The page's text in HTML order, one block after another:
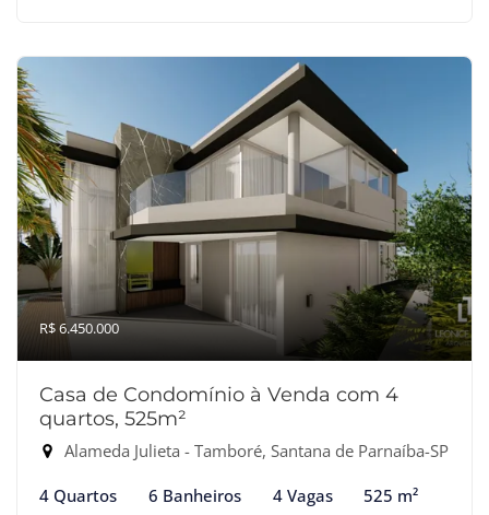
R$ 6.450.000
Casa de Condomínio à Venda com 4
quartos, 525m²
Alameda Julieta - Tamboré, Santana de Parnaíba-SP
4 Quartos 6 Banheiros 4 Vagas 525 m²